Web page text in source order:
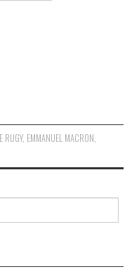
RUGY, EMMANUEL MACRON,